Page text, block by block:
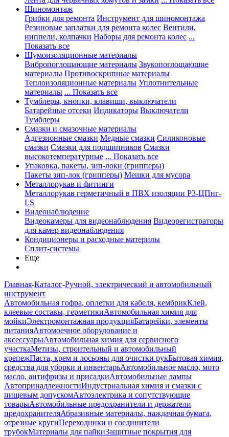
Шиномонтаж
Грибки для ремонта Инструмент для шиномонтажа
Резиновые заплатки для ремонта колес Вентили,
ниппели, колпачки Наборы для ремонта колес ...
Показать все
Шумоизоляционные материалы
Вибропоглощающие материалы Звукопоглощающие
материалы Противоскрипные материалы
Теплоизоляционные материалы Уплотнительные
материалы ... Показать все
Тумблеры, кнопки, клавиши, выключатели
Батарейные отсеки Индикаторы Выключатели
Тумблеры
Смазки и смазочные материалы
Адгезионные смазки Медные смазки Силиконовые
смазки Смазки для подшипников Смазки
высокотемпературные ... Показать все
Упаковка, пакеты, зип-локи (грипперы)
Пакеты зип-лок (грипперы) Мешки для мусора
Металлорукав и фитинги
Металлорукав герметичный в ПВХ изоляции Р3-ЦПнг-
LS
Видеонаблюдение
Видеокамеры для видеонаблюдения Видеорегистраторы
для камер видеонаблюдения
Кондиционеры и расходные материлы
Сплит-системы
Еще
Главная-Каталог-Ручной, электрический и автомобильный
инструмент
Автомобильная гофра, оплетки для кабеля, кембрикКлей,
клеевые составы, герметикиАвтомобильная химия для
мойкиЭлектромонтажная продукцияБатарейки, элементы
питанияАвтомоечное оборудование и
аксессуарыАвтомобильная химия для сервисного
участкаМетизы, строительный и автомобильный
крепежПаста, крем и лосьоны для очистки рукБытовая химия,
средства для уборки и инвентарьАвтомобильное масло, мото
масло, антифризы и присадкиАвтомобильные лампы
АвтопринадлежностиИндустриальная химия и смазки с
пищевым допускомАвтоэлектрика и сопутствующие
товарыАвтомобильные предохранители и держатели
предохранителяАбразивные материалы, наждачная бумага,
отрезные кругиПереходники и соединители
трубокМатериалы для пайкиЗащитные покрытия для